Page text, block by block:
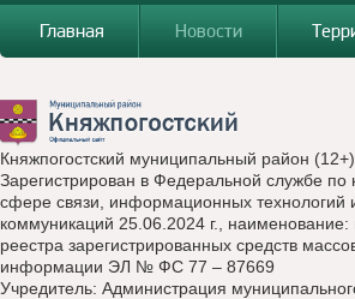
Главная
Новости
Княжпогостский муниципальный район (12+)
Зарегистрирован в Федеральной службе по
сфере связи, информационных технологий
коммуникаций 25.06.2024 г., наименование:
реестра зарегистрированных средств
информации ЭЛ № ФС 77 – 87669
Учредитель: Администрация